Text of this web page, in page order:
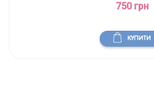
750 грн
КУПИТИ